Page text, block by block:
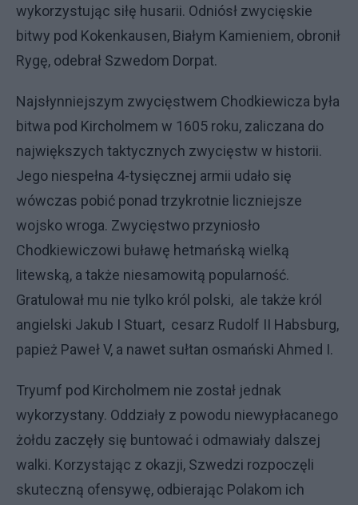
wykorzystując siłę husarii. Odniósł zwycięskie
bitwy pod Kokenkausen, Białym Kamieniem, obronił
Rygę, odebrał Szwedom Dorpat.
Najsłynniejszym zwycięstwem Chodkiewicza była
bitwa pod Kircholmem w 1605 roku, zaliczana do
największych taktycznych zwycięstw w historii.
Jego niespełna 4-tysięcznej armii udało się
wówczas pobić ponad trzykrotnie liczniejsze
wojsko wroga. Zwycięstwo przyniosło
Chodkiewiczowi buławę hetmańską wielką
litewską, a także niesamowitą popularność.
Gratulował mu nie tylko król polski, ale także król
angielski Jakub I Stuart, cesarz Rudolf II Habsburg,
papież Paweł V, a nawet sułtan osmański Ahmed I.
Tryumf pod Kircholmem nie został jednak
wykorzystany. Oddziały z powodu niewypłacanego
żołdu zaczęły się buntować i odmawiały dalszej
walki. Korzystając z okazji, Szwedzi rozpoczęli
skuteczną ofensywę, odbierając Polakom ich